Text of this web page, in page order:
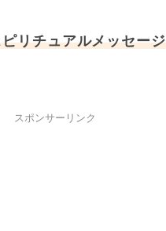
リチュアルメッセー
スポンサーリンク